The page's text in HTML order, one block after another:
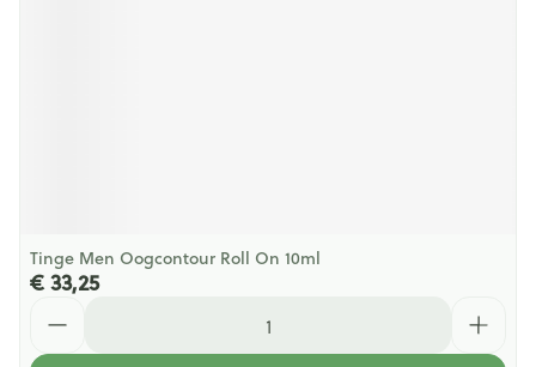
Tinge Men Oogcontour Roll On 10ml
€ 33,25